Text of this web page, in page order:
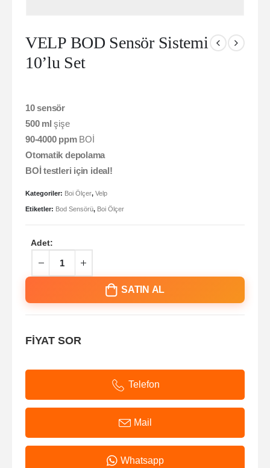
VELP BOD Sensör Sistemi
10’lu Set
10 sensör
500 ml şişe
90-4000 ppmBOİ
Otomatik depolama
BOİ testleri için ideal!
Kategoriler: Boi Ölçer, Velp
Etiketler: Bod Sensörü, Boi Ölçer
Adet:
SATIN AL
FİYAT SOR
Telefon
Mail
Whatsapp